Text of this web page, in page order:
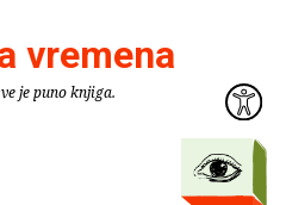
vremena
je puno knjiga.